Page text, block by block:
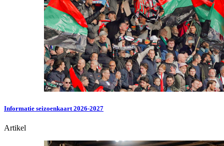
Informatie seizoenkaart 2026-2027
Artikel